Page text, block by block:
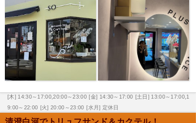
[木] 14:30～17:00,20:00～23:00 [金] 14:30～17:00 [土日] 13:00～17:00,1
9:00～22:00 [火] 20:00～23:00 [水月] 定休日